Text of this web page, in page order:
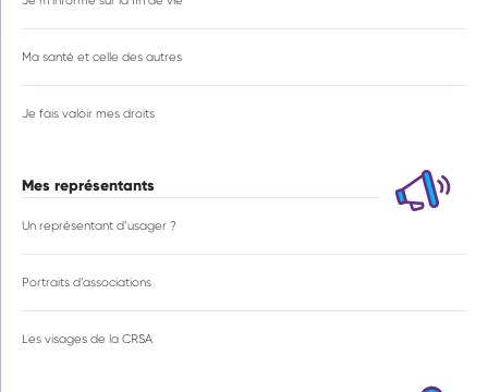
Ma santé et celle des autres
Je fais valoir mes droits
Mes représentants
Un représentant d’usager ?
Portraits d’associations
Les visages de la CRSA